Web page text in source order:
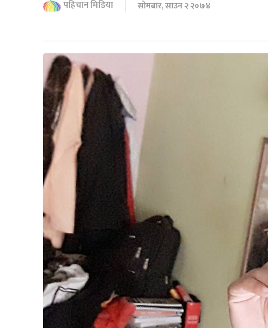
पहिचान मिडिया सोमबार, साउन २ २०७४